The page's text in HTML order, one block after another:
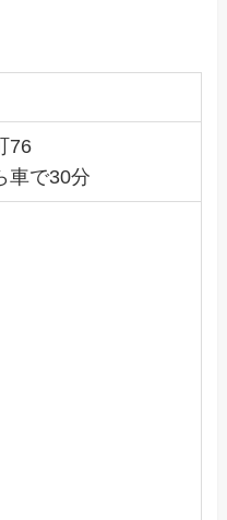
76
車で30分